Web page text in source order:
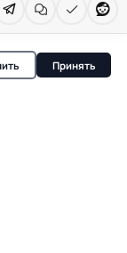
схему
органов
Принять